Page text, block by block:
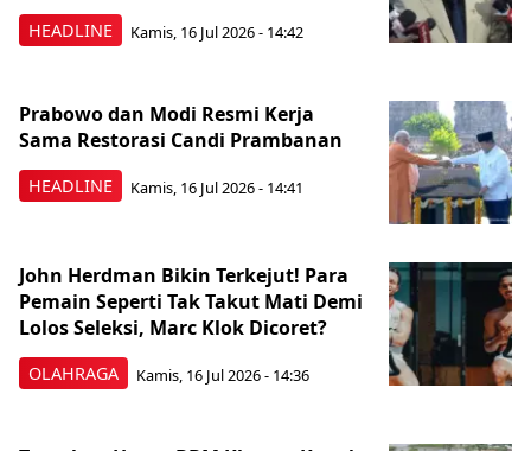
HEADLINE Kamis, 16 Jul 2026 - 14:42
HEADLINE
Prabowo dan Modi Resmi Kerja
Sama Restorasi Candi Prambanan
Kamis, 16 Jul 2026 - 14:41
OLAHRAGA
John Herdman Bikin Terkejut! Para
Pemain Seperti Tak Takut Mati Demi
Lolos Seleksi, Marc Klok Dicoret?
Kamis, 16 Jul 2026 - 14:36